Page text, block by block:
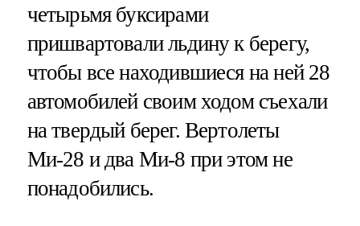
четырьмя буксирами
пришвартовали льдину к берегу,
чтобы все находившиеся на ней 28
автомобилей своим ходом съехали
на твердый берег. Вертолеты
Ми-28 и два Ми-8 при этом не
понадобились.